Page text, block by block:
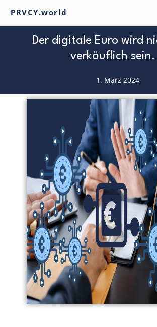
PRVCY.world
Der digitale Euro wird
verkäuflich sein.
1. März 2024